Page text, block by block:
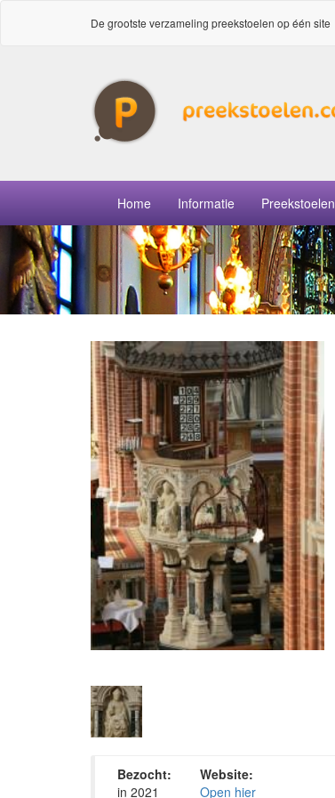
De grootste verzameling preekstoelen op één site
Home Informatie Preekstoelen
Bezocht:
in 2021
Website:
Open hier